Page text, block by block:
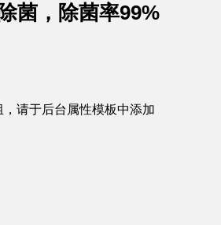
菌，除菌率99%
请于后台属性模板中添加